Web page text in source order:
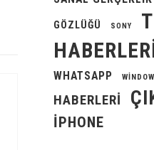
GÖZLÜĞÜ SONY
WHATSAPP
HABERLERI
İPHONE